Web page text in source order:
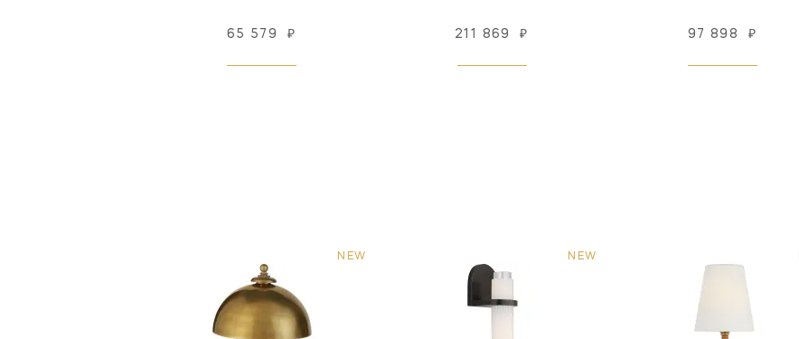
65 579 ₽ 211 869 ₽ 97 898 ₽
NEW NEW